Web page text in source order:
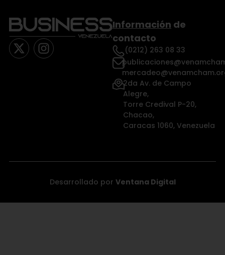
Información de
contacto
(0212) 263 08 33
2da Av. de Campo
Alegre,
Torre Credival P-20,
Chacao,
Caracas 1060, Venezuela
Desarrollado por Ventana Digital